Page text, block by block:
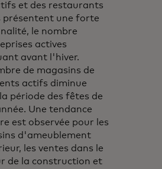
et des restaurants
présentent une forte
le nombre
actives
avant l'hiver.
de magasins de
actifs diminue
période des fêtes de
Une tendance
est observée pour les
d'ameublement
les ventes dans le
de la construction et